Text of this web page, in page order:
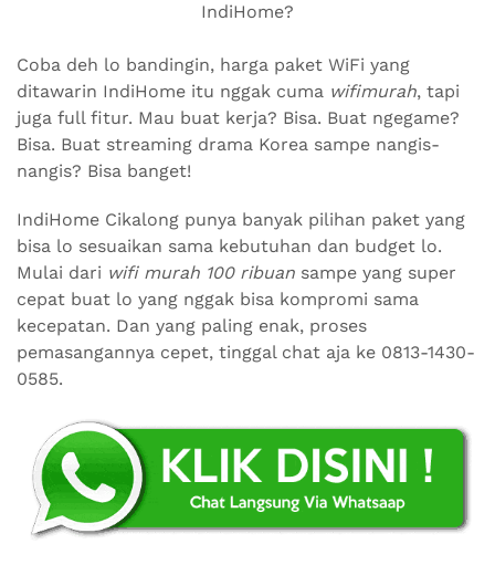
IndiHome?
Coba deh lo bandingin, harga paket WiFi yang
ditawarin IndiHome itu nggak cuma wifimurah, tapi
juga full fitur. Mau buat kerja? Bisa. Buat ngegame?
Bisa. Buat streaming drama Korea sampe nangis-
nangis? Bisa banget!
IndiHome Cikalong punya banyak pilihan paket yang
bisa lo sesuaikan sama kebutuhan dan budget lo.
Mulai dari wifi murah 100 ribuan sampe yang super
cepat buat lo yang nggak bisa kompromi sama
kecepatan. Dan yang paling enak, proses
pemasangannya cepet, tinggal chat aja ke 0813-1430-
0585.